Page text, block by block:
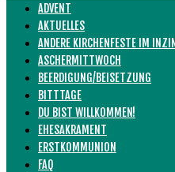
ADVENT
AKTUELLES
ANDERE KIRCHENFESTE IM
ASCHERMITTWOCH
BEERDIGUNG/BEISETZUNG
BITTTAGE
DU BIST WILLKOMMEN!
EHESAKRAMENT
ERSTKOMMUNION
FAQ